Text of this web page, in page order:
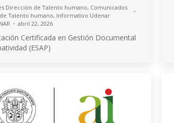
Dirección de Talento humano, Comunicados
Talento humano, Informativo Udenar
abril 22, 2026
Certificada en Gestión Documental
(ESAP)